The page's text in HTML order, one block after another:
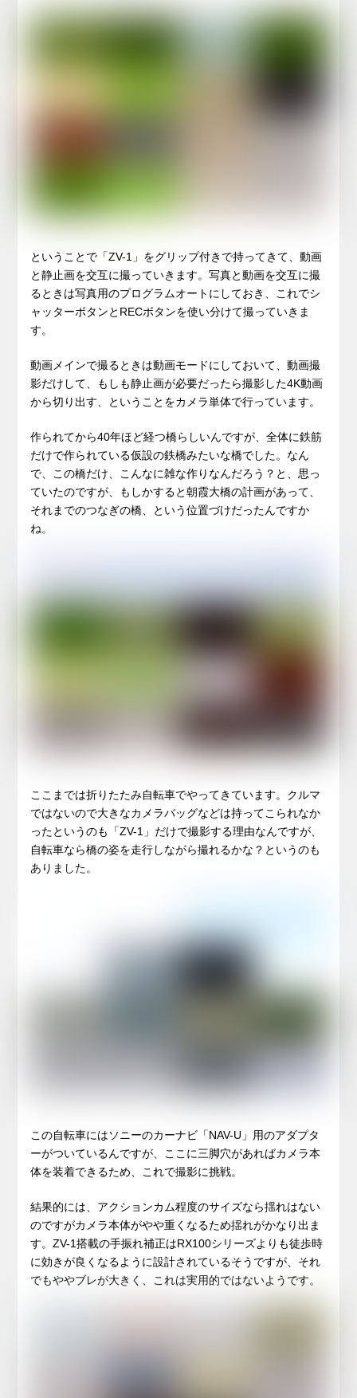
ということで「ZV-1」をグリップ付きで持ってきて、動画
と静止画を交互に撮っていきます。写真と動画を交互に撮
るときは写真用のプログラムオートにしておき、これでシ
ャッターボタンとRECボタンを使い分けて撮っていきま
す。
動画メインで撮るときは動画モードにしておいて、動画撮
影だけして、もしも静止画が必要だったら撮影した4K動画
から切り出す、ということをカメラ単体で行っています。
作られてから40年ほど経つ橋らしいんですが、全体に鉄筋
だけで作られている仮設の鉄橋みたいな橋でした。なん
で、この橋だけ、こんなに雑な作りなんだろう？と、思っ
ていたのですが、もしかすると朝霞大橋の計画があって、
それまでのつなぎの橋、という位置づけだったんですか
ね。
ここまでは折りたたみ自転車でやってきています。クルマ
ではないので大きなカメラバッグなどは持ってこられなか
ったというのも「ZV-1」だけで撮影する理由なんですが、
自転車なら橋の姿を走行しながら撮れるかな？というのも
ありました。
この自転車にはソニーのカーナビ「NAV-U」用のアダプタ
ーがついているんですが、ここに三脚穴があればカメラ本
体を装着できるため、これで撮影に挑戦。
結果的には、アクションカム程度のサイズなら揺れはない
のですがカメラ本体がやや重くなるため揺れがかなり出ま
す。ZV-1搭載の手振れ補正はRX100シリーズよりも徒歩時
に効きが良くなるように設計されているそうですが、それ
でもややブレが大きく、これは実用的ではないようです。